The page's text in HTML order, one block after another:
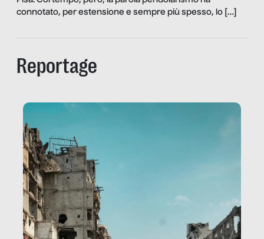
connotato, per estensione e sempre più spesso, lo […]
Reportage